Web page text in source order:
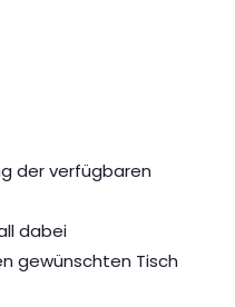
der verfügbaren
dabei
gewünschten Tisch